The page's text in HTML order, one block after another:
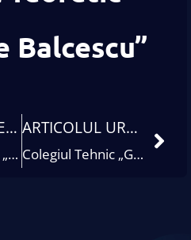
Balcescu”
ARTICOLUL PRECEDENT
Colegiul Național „Andrei Mureșanu” Dej
ARTICOLUL URMĂTOR
Colegiul Tehnic „Gheorghe Asachi” Botoșani